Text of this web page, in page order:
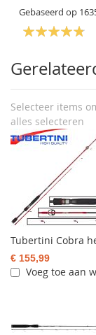
Gebaseerd op
Selecteer items
alles selecteren
Tubertini Cobra
€ 155,99
Voeg toe aan